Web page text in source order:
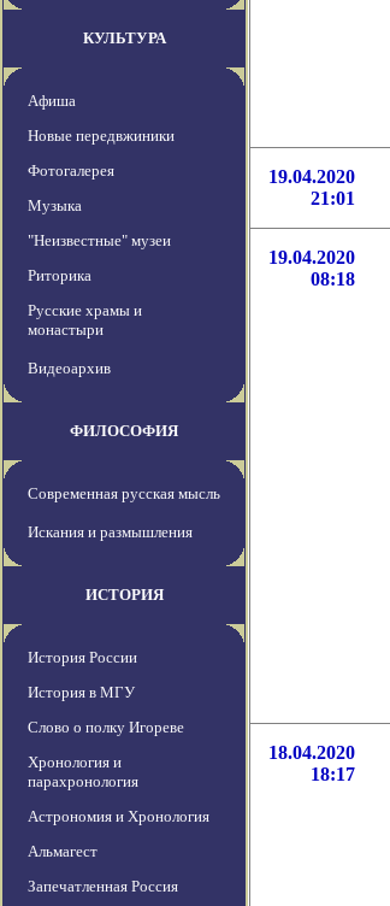
КУЛЬТУРА
Афиша
Новые передвжиники
Фотогалерея
Музыка
"Неизвестные" музеи
Риторика
Русские храмы и
монастыри
Видеоархив
ФИЛОСОФИЯ
Современная русская мысль
Искания и размышления
ИСТОРИЯ
История России
История в МГУ
Слово о полку Игореве
Хронология и
парахронология
Астрономия и Хронология
Альмагест
Запечатленная Россия
19.04.2020
21:01
19.04.2020
08:18
18.04.2020
18:17